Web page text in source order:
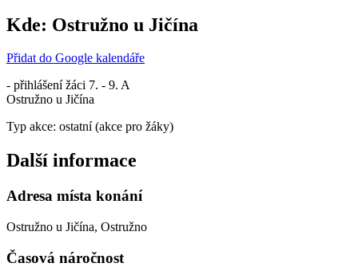
Kde: Ostružno u Jičína
Přidat do Google kalendáře
- přihlášení žáci 7. - 9. A
Ostružno u Jičína
Typ akce: ostatní (akce pro žáky)
Další informace
Adresa místa konání
Ostružno u Jičína, Ostružno
Časová náročnost